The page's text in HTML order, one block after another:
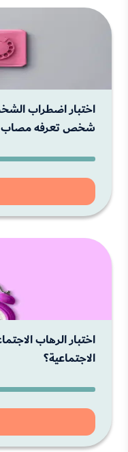
اختبار اضطراب
شخص تعرفه مصاب
اختبار الرهاب
الاجتماعية؟